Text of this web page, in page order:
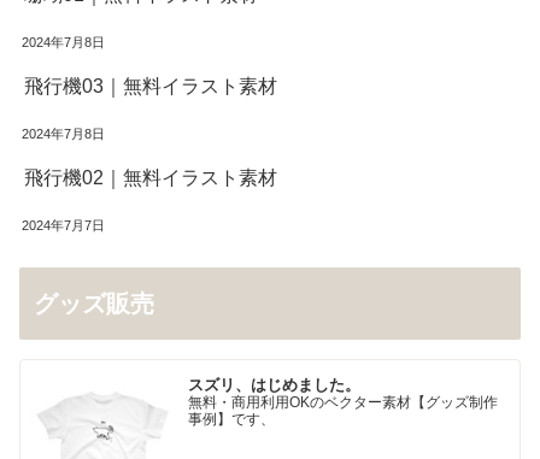
2024年7月8日
飛行機03｜無料イラスト素材
2024年7月8日
飛行機02｜無料イラスト素材
2024年7月7日
グッズ販売
スズリ、はじめました。
無料・商用利用OKのベクター素材【グッズ制作
事例】です、